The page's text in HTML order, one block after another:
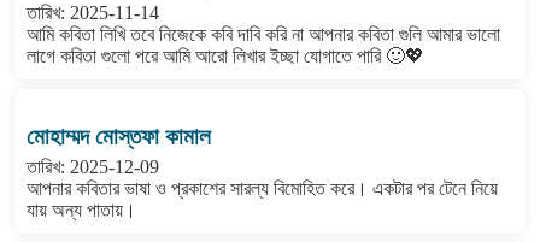
তারিখ: 2025-11-14
আমি কবিতা লিখি তবে নিজেকে কবি দাবি করি না আপনার কবিতা গুলি আমার ভালো
লাগে কবিতা গুলো পরে আমি আরো লিখার ইচ্ছা যোগাতে পারি 🙂💖
মোহাম্মদ মোস্তফা কামাল
তারিখ: 2025-12-09
আপনার কবিতার ভাষা ও প্রকাশের সারল্য বিমোহিত করে। একটার পর টেনে নিয়ে
যায় অন্য পাতায়।